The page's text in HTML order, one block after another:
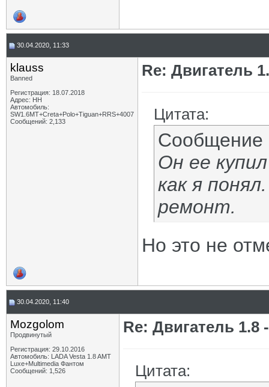
30.04.2020, 11:33
klauss
Banned
Регистрация: 18.07.2018
Адрес: НН
Автомобиль:
SW1.6МТ+Creta+Polo+Tiguan+RRS+4007
Сообщений: 2,133
Re: Двигатель
Цитата:
Сообщение
Он ее
как я
ремонт.
Но это не
30.04.2020, 11:40
Mozgolom
Продвинутый
Регистрация: 29.10.2016
Автомобиль: LADA Vesta 1.8 AMT
Luxe+Multimedia Фантом
Сообщений: 1,526
Re: Двигатель 1.8
Цитата: